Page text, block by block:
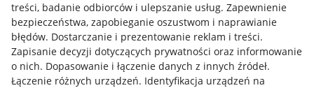
treści, badanie odbiorców i ulepszanie usług. Zapewnienie
bezpieczeństwa, zapobieganie oszustwom i naprawianie
błędów. Dostarczanie i prezentowanie reklam i treści.
Zapisanie decyzji dotyczących prywatności oraz informowanie
o nich. Dopasowanie i łączenie danych z innych źródeł.
Łączenie różnych urządzeń. Identyfikacja urządzeń na
Mapa miejscowości
Informacje prawne
Regulamin